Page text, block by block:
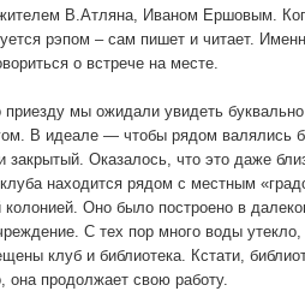
В.Атляна, Иваном Ершовым.
рэпом – сам пишет и читает.
о встрече на месте.
приезду мы ожидали увидеть
В идеале — чтобы рядом валялись
закрытый. Оказалось, что это даже
находится рядом с местным
колонией. Оно было построено в
С тех пор много воды
клуб и библиотека. Кстати,
она продолжает свою работу.